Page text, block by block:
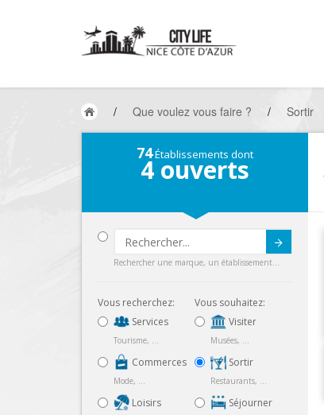
/ Que voulez vous faire ? / Sortir
74Établissements dont
4ouverts
Rechercher une marque, un établissement...
Vous recherchez:
Services
Tourisme, ...
Commerces
Mode, ...
Loisirs
Vous souhaitez:
Visiter
Musées, ...
Sortir
Restaurants, ...
Séjourner